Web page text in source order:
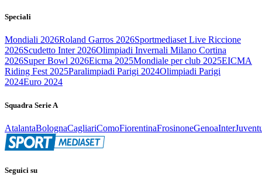
Speciali
Mondiali 2026Roland Garros 2026Sportmediaset Live Riccione
2026Scudetto Inter 2026Olimpiadi Invernali Milano Cortina
2026Super Bowl 2026Eicma 2025Mondiale per club 2025EICMA
Riding Fest 2025Paralimpiadi Parigi 2024Olimpiadi Parigi
2024Euro 2024
Squadra Serie A
AtalantaBolognaCagliariComoFiorentinaFrosinoneGenoaInter
Seguici su